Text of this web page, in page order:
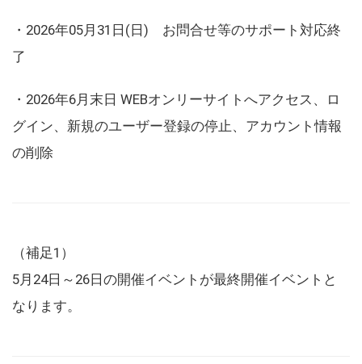
・2026年05月31日(日) お問合せ等のサポート対応終
了
・2026年6月末日 WEBオンリーサイトへアクセス、ロ
グイン、新規のユーザー登録の停止、アカウント情報
の削除
（補足1）
5月24日～26日の開催イベントが最終開催イベントと
なります。